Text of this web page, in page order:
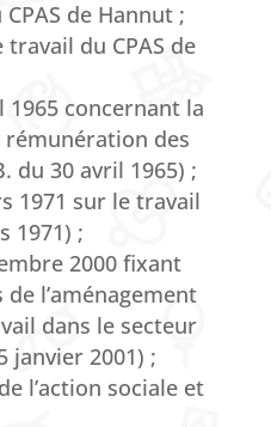
de Hannut ;
du CPAS de
1965 concernant la
des
du 30 avril 1965) ;
1971 sur le travail
1971) ;
2000 fixant
l’aménagement
dans le secteur
janvier 2001) ;
l’action sociale et